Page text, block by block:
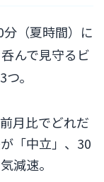
（夏時間）に
んで見守るビ
。
前月比でどれだ
「中立」、30
減速。